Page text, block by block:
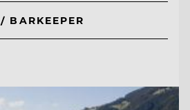
CHEF DE RANG / BARKEEPER